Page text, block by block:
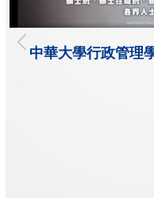
中華大學行政管理